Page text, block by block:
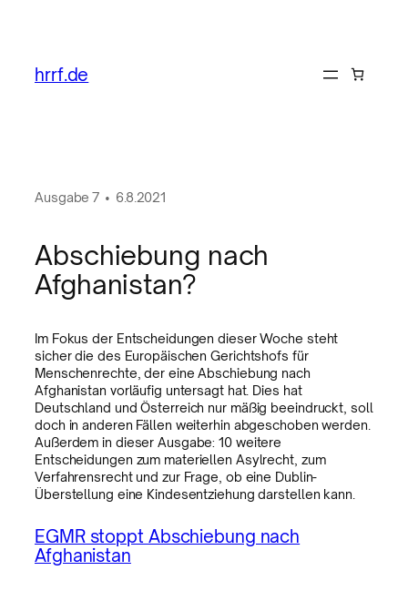
hrrf.de
Ausgabe7 • 6.8.2021
Abschiebung nach
Afghanistan?
Im Fokus der Entscheidungen dieser Woche steht
sicher die des Europäischen Gerichtshofs für
Menschenrechte, der eine Abschiebung nach
Afghanistan vorläufig untersagt hat. Dies hat
Deutschland und Österreich nur mäßig beeindruckt, soll
doch in anderen Fällen weiterhin abgeschoben werden.
Außerdem in dieser Ausgabe: 10 weitere
Entscheidungen zum materiellen Asylrecht, zum
Verfahrensrecht und zur Frage, ob eine Dublin-
Überstellung eine Kindesentziehung darstellen kann.
EGMR stoppt Abschiebung nach
Afghanistan